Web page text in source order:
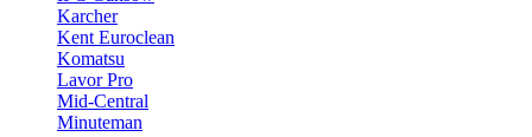
Karcher
Kent Euroclean
Komatsu
Lavor Pro
Mid-Central
Minuteman